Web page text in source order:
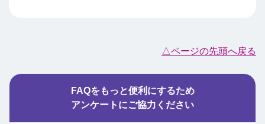
△ページの先頭へ戻る
FAQをもっと便利にするため
アンケートにご協力ください